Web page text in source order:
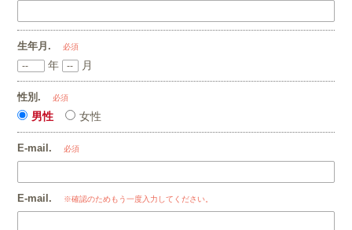
生年月. 必須
年 月
性別. 必須
男性 女性
E-mail. 必須
E-mail. ※確認のためもう一度入力してください。